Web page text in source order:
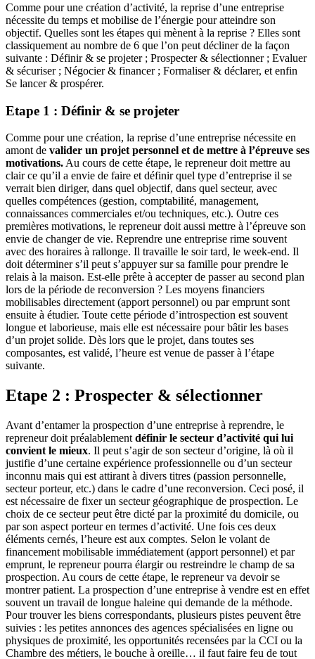
Comme pour une création d’activité, la reprise d’une entreprise
nécessite du temps et mobilise de l’énergie pour atteindre son
objectif. Quelles sont les étapes qui mènent à la reprise ? Elles sont
classiquement au nombre de 6 que l’on peut décliner de la façon
suivante : Définir & se projeter ; Prospecter & sélectionner ; Evaluer
& sécuriser ; Négocier & financer ; Formaliser & déclarer, et enfin
Se lancer & prospérer.
Etape 1 : Définir & se projeter
Comme pour une création, la reprise d’une entreprise nécessite en
amont de valider un projet personnel et de mettre à l’épreuve ses
motivations. Au cours de cette étape, le repreneur doit mettre au
clair ce qu’il a envie de faire et définir quel type d’entreprise il se
verrait bien diriger, dans quel objectif, dans quel secteur, avec
quelles compétences (gestion, comptabilité, management,
connaissances commerciales et/ou techniques, etc.). Outre ces
premières motivations, le repreneur doit aussi mettre à l’épreuve son
envie de changer de vie. Reprendre une entreprise rime souvent
avec des horaires à rallonge. Il travaille le soir tard, le week-end. Il
doit déterminer s’il peut s’appuyer sur sa famille pour prendre le
relais à la maison. Est-elle prête à accepter de passer au second plan
lors de la période de reconversion ? Les moyens financiers
mobilisables directement (apport personnel) ou par emprunt sont
ensuite à étudier. Toute cette période d’introspection est souvent
longue et laborieuse, mais elle est nécessaire pour bâtir les bases
d’un projet solide. Dès lors que le projet, dans toutes ses
composantes, est validé, l’heure est venue de passer à l’étape
suivante.
Etape 2 : Prospecter & sélectionner
Avant d’entamer la prospection d’une entreprise à reprendre, le
repreneur doit préalablement définir le secteur d’activité qui lui
convient le mieux. Il peut s’agir de son secteur d’origine, là où il
justifie d’une certaine expérience professionnelle ou d’un secteur
inconnu mais qui est attirant à divers titres (passion personnelle,
secteur porteur, etc.) dans le cadre d’une reconversion. Ceci posé, il
est nécessaire de fixer un secteur géographique de prospection. Le
choix de ce secteur peut être dicté par la proximité du domicile, ou
par son aspect porteur en termes d’activité. Une fois ces deux
éléments cernés, l’heure est aux comptes. Selon le volant de
financement mobilisable immédiatement (apport personnel) et par
emprunt, le repreneur pourra élargir ou restreindre le champ de sa
prospection. Au cours de cette étape, le repreneur va devoir se
montrer patient. La prospection d’une entreprise à vendre est en effet
souvent un travail de longue haleine qui demande de la méthode.
Pour trouver les biens correspondants, plusieurs pistes peuvent être
suivies : les petites annonces des agences spécialisées en ligne ou
physiques de proximité, les opportunités recensées par la CCI ou la
Chambre des métiers, le bouche à oreille… il faut faire feu de tout